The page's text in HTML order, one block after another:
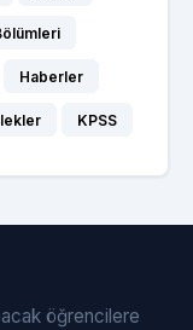
Haberler
KPSS
öğrencilere